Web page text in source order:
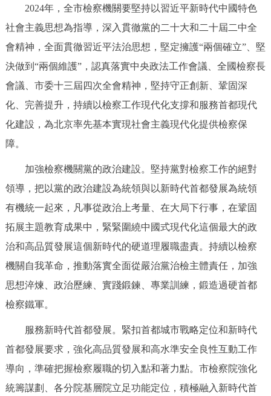
2024年，全市檢察機關要堅持以習近平新時代中國特色
社會主義思想為指導，深入貫徹黨的二十大和二十屆二中全
會精神，全面貫徹習近平法治思想，堅定擁護“兩個確立”、堅
決做到“兩個維護”，認真落實中央政法工作會議、全國檢察長
會議、市委十三屆四次全會精神，堅持守正創新、鞏固深
化、完善提升，持續以檢察工作現代化支撐和服務首都現代
化建設，為北京率先基本實現社會主義現代化提供檢察保
障。
加強檢察機關黨的政治建設。堅持黨對檢察工作的絕對
領導，把以黨的政治建設為統領與以新時代首都發展為統領
有機統一起來，凡事從政治上考量、在大局下行事，在鞏固
拓展主題教育成果中，緊緊圍繞中國式現代化這個最大的政
治和高品質發展這個新時代的硬道理履職盡責。持續以檢察
機關自我革命，推動落實全面從嚴治黨治檢主體責任，加強
思想淬煉、政治歷練、實踐鍛鍊、專業訓練，鍛造過硬首都
檢察鐵軍。
服務新時代首都發展。緊扣首都城市戰略定位和新時代
首都發展要求，強化高品質發展和高水準安全良性互動工作
導向，準確把握檢察履職的切入點和著力點。市檢察院強化
統籌謀劃、各分院基層院立足功能定位，積極融入新時代首